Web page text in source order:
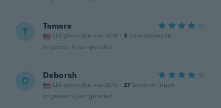
T Tamara
Lid geworden van 2018 · 3 beoordelingen
ongeveer 6 jaar geleden
D Deborah
Lid geworden van 2015 · 27 beoordelingen
ongeveer 6 jaar geleden